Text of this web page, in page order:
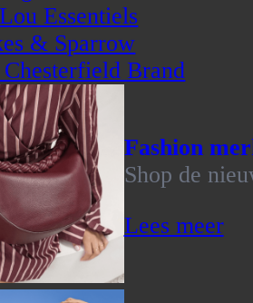
Essentiels
& Sparrow
Brand
Fashion
Shop de
Lees meer